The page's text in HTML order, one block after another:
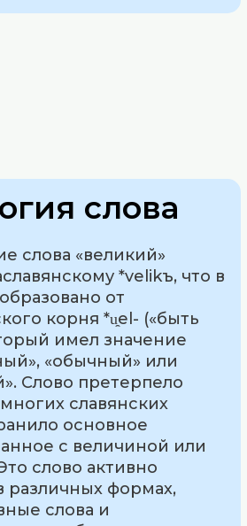
слова
слова «великий»
*velikъ, что в
от
корня *u̯el- («быть
имел значение
«обычный» или
Слово претерпело
славянских
основное
с величиной или
слово активно
различных формах,
слова и